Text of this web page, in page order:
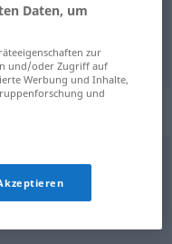
UNIV etc
Daten, um
zur
und/oder Zugriff auf
Werbung und Inhalte,
und